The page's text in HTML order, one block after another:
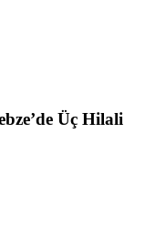
Üç Hilali